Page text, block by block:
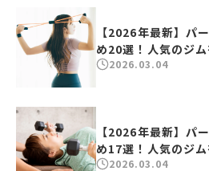
【2026年最新】パ
め20選！人気のジ
2026.03.04
【2026年最新】パ
め17選！人気のジ
2026.03.04